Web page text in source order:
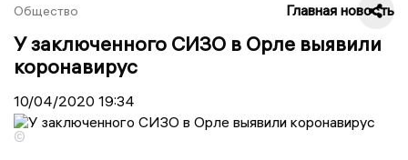
Общество Главная новость
У заключенного СИЗО в Орле выявили
коронавирус
10/04/2020 19:34
©